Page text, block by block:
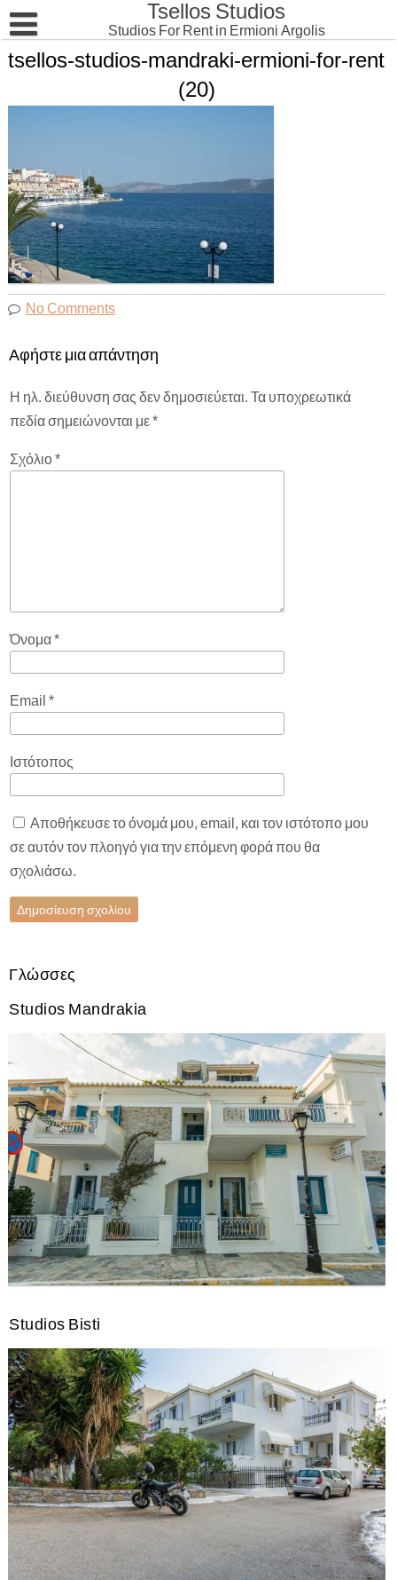
to
content
Tsellos Studios
Studios For Rent in Ermioni Argolis
Αρχική
tsellos-studios-mandraki-ermioni-for-rent
(20)
No Comments
Αφήστε μια απάντηση
Η ηλ. διεύθυνση σας δεν δημοσιεύεται. Τα υποχρεωτικά
πεδία σημειώνονται με*
Σχόλιο*
Όνομα*
Email *
Ιστότοπος
Αποθήκευσε το όνομά μου, email, και τον ιστότοπο μου
σε αυτόν τον πλοηγό για την επόμενη φορά που θα
σχολιάσω.
Γλώσσες
Studios Mandrakia
Studios Bisti